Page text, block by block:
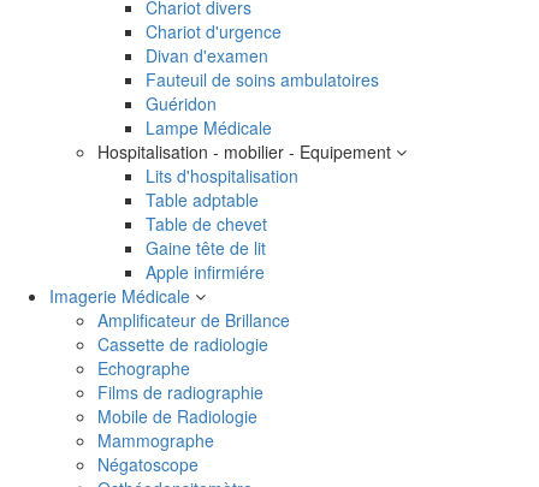
Chariot divers
Chariot d'urgence
Divan d'examen
Fauteuil de soins ambulatoires
Guéridon
Lampe Médicale
Hospitalisation - mobilier - Equipement
Lits d'hospitalisation
Table adptable
Table de chevet
Gaine tête de lit
Apple infirmiére
Imagerie Médicale
Amplificateur de Brillance
Cassette de radiologie
Echographe
Films de radiographie
Mobile de Radiologie
Mammographe
Négatoscope